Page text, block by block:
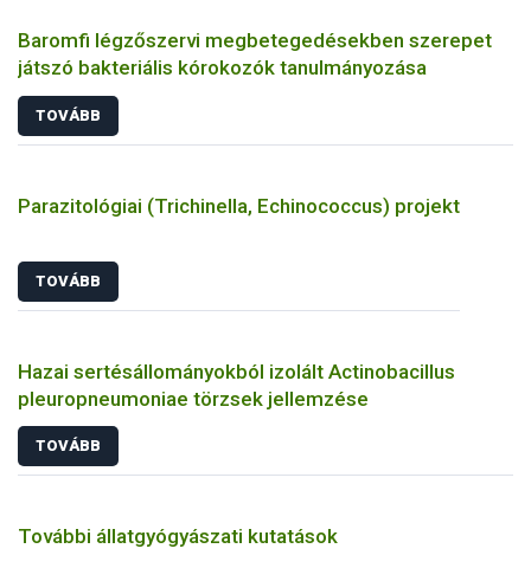
Baromfi légzőszervi megbetegedésekben szerepet
játszó bakteriális kórokozók tanulmányozása
TOVÁBB
Parazitológiai (Trichinella, Echinococcus) projekt
TOVÁBB
Hazai sertésállományokból izolált Actinobacillus
pleuropneumoniae törzsek jellemzése
TOVÁBB
További állatgyógyászati kutatások